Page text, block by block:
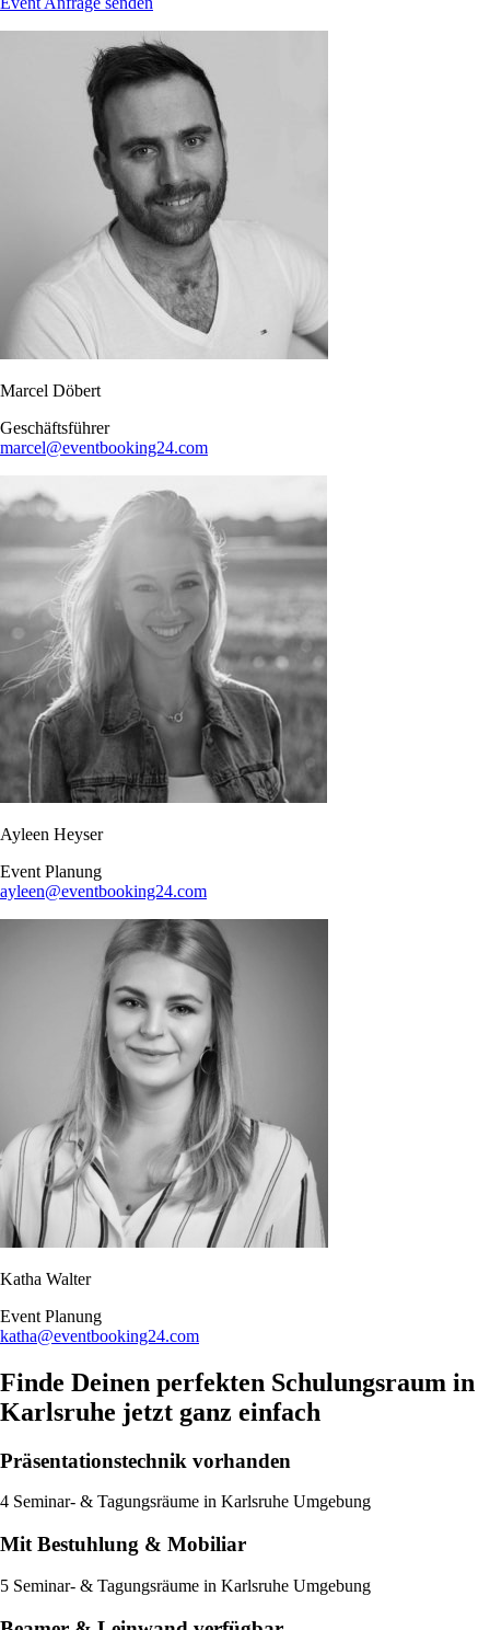
Marcel Döbert
Geschäftsführer
marcel@eventbooking24.com
Ayleen Heyser
Event Planung​
ayleen@eventbooking24.com
Katha Walter
Event Planung​
katha@eventbooking24.com
Finde Deinen perfekten Schulungsraum in
Karlsruhe jetzt ganz einfach
Präsentationstechnik vorhanden
4 Seminar- & Tagungsräume in Karlsruhe Umgebung
Mit Bestuhlung & Mobiliar
5 Seminar- & Tagungsräume in Karlsruhe Umgebung